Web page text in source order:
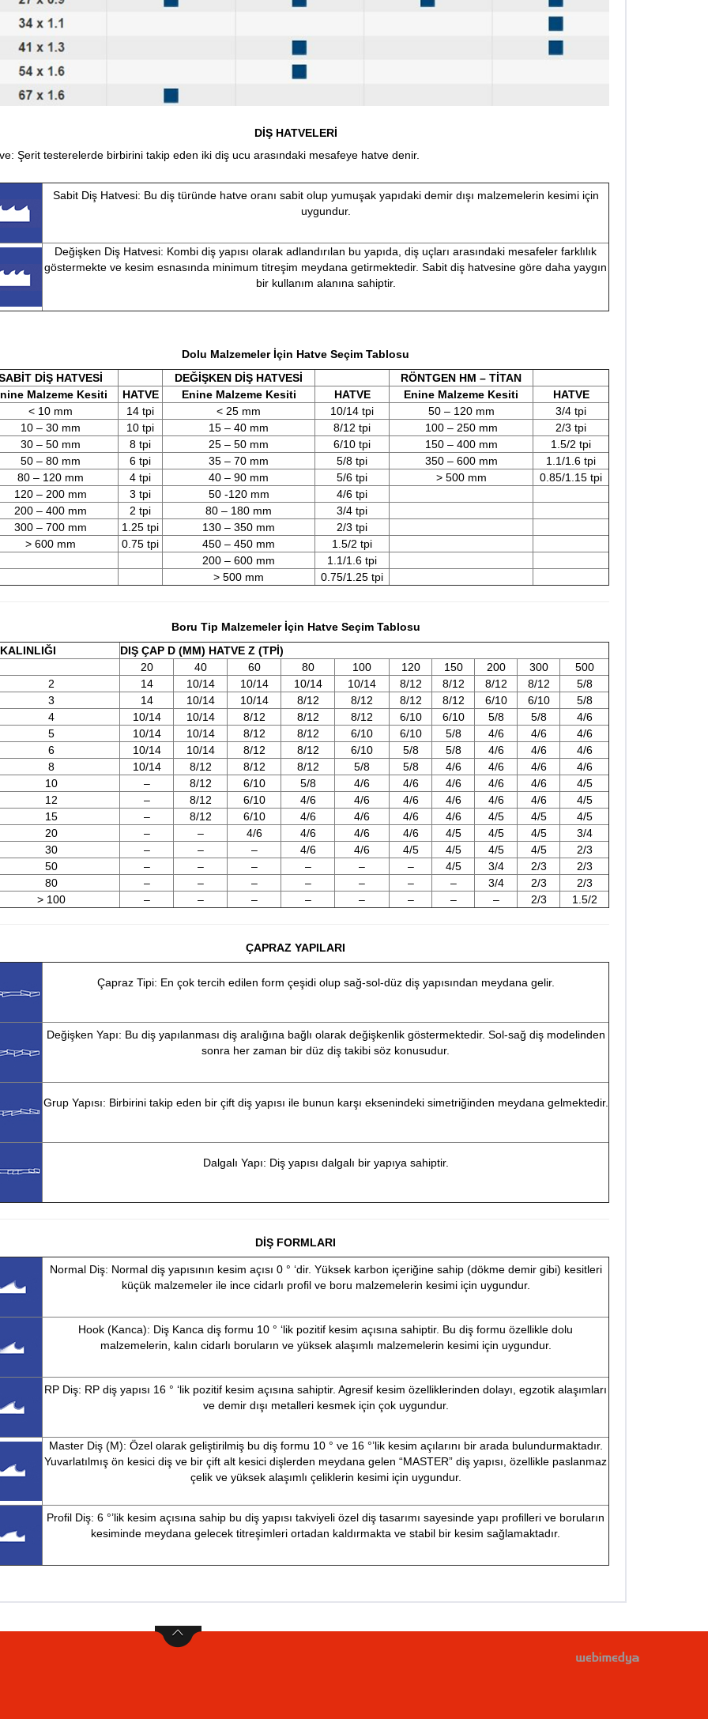
DİŞ HATVELERİ
Şerit testerelerde birbirini takip eden iki diş ucu arasındaki mesafeye hatve denir.
Sabit Diş Hatvesi: Bu diş türünde hatve oranı sabit olup yumuşak yapıdaki demir dışı malzemelerin kesimi için
uygundur.
Değişken Diş Hatvesi: Kombi diş yapısı olarak adlandırılan bu yapıda, diş uçları arasındaki mesafeler farklılık
göstermekte ve kesim esnasında minimum titreşim meydana getirmektedir. Sabit diş hatvesine göre daha yaygın
bir kullanım alanına sahiptir.
Dolu Malzemeler İçin Hatve Seçim Tablosu
DİŞ HATVESİ
DEĞİŞKEN DİŞ HATVESİ
RÖNTGEN HM – TİTAN
Malzeme Kesiti
HATVE Enine Malzeme Kesiti HATVE Enine Malzeme Kesiti
HATVE
< 10 mm
14 tpi < 25 mm 10/14 tpi 50 – 120 mm
3/4 tpi
10 – 30 mm
10 tpi 15 – 40 mm 8/12 tpi 100 – 250 mm
2/3 tpi
30 – 50 mm
8 tpi 25 – 50 mm 6/10 tpi 150 – 400 mm
1.5/2 tpi
50 – 80 mm
6 tpi 35 – 70 mm 5/8 tpi 350 – 600 mm
1.1/1.6 tpi
80 – 120 mm
4 tpi 40 – 90 mm 5/6 tpi > 500 mm
0.85/1.15 tpi
120 – 200 mm
3 tpi 50 -120 mm
4/6 tpi
200 – 400 mm
2 tpi 80 – 180 mm
3/4 tpi
300 – 700 mm
1.25 tpi 130 – 350 mm
2/3 tpi
> 600 mm
0.75 tpi 450 – 450 mm
1.5/2 tpi
200 – 600 mm
1.1/1.6 tpi
> 500 mm
0.75/1.25 tpi
Boru Tip Malzemeler İçin Hatve Seçim Tablosu
DIŞ ÇAP D (MM) HATVE Z (TPİ)
20
40 60 80 100 120 150 200 300
500
2
14 10/14 10/14 10/14 10/14 8/12 8/12 8/12 8/12
5/8
3
14 10/14 10/14 8/12 8/12 8/12 8/12 6/10 6/10
5/8
4
10/14 10/14 8/12 8/12 8/12 6/10 6/10 5/8 5/8
4/6
5
10/14 10/14 8/12 8/12 6/10 6/10 5/8 4/6 4/6
4/6
6
10/14 10/14 8/12 8/12 6/10 5/8 5/8 4/6 4/6
4/6
8
10/14 8/12 8/12 8/12 5/8 5/8 4/6 4/6 4/6
4/6
10
– 8/12 6/10 5/8 4/6 4/6 4/6 4/6 4/6
4/5
12
– 8/12 6/10 4/6 4/6 4/6 4/6 4/6 4/6
4/5
15
– 8/12 6/10 4/6 4/6 4/6 4/6 4/5 4/5
4/5
20
– – 4/6 4/6 4/6 4/6 4/5 4/5 4/5
3/4
30
– – – 4/6 4/6 4/5 4/5 4/5 4/5
2/3
50
– – – – – – 4/5 3/4 2/3
2/3
80
– – – – – – – 3/4 2/3
2/3
> 100
– – – – – – – – 2/3 1.5/2
ÇAPRAZ YAPILARI
Çapraz Tipi: En çok tercih edilen form çeşidi olup sağ-sol-düz diş yapısından meydana gelir.
Değişken Yapı: Bu diş yapılanması diş aralığına bağlı olarak değişkenlik göstermektedir. Sol-sağ diş modelinden
sonra her zaman bir düz diş takibi söz konusudur.
Grup Yapısı: Birbirini takip eden bir çift diş yapısı ile bunun karşı eksenindeki simetriğinden meydana gelmektedir.
Dalgalı Yapı: Diş yapısı dalgalı bir yapıya sahiptir.
DİŞ FORMLARI
Normal Diş: Normal diş yapısının kesim açısı 0 ° ‘dir. Yüksek karbon içeriğine sahip (dökme demir gibi) kesitleri
küçük malzemeler ile ince cidarlı proﬁl ve boru malzemelerin kesimi için uygundur.
Hook (Kanca): Diş Kanca diş formu 10 ° ‘lik pozitif kesim açısına sahiptir. Bu diş formu özellikle dolu
malzemelerin, kalın cidarlı boruların ve yüksek alaşımlı malzemelerin kesimi için uygundur.
RP Diş: RP diş yapısı 16 ° ‘lik pozitif kesim açısına sahiptir. Agresif kesim özelliklerinden dolayı, egzotik alaşımları
ve demir dışı metalleri kesmek için çok uygundur.
Master Diş (M): Özel olarak geliştirilmiş bu diş formu 10 ° ve 16 °’lik kesim açılarını bir arada bulundurmaktadır.
Yuvarlatılmış ön kesici diş ve bir çift alt kesici dişlerden meydana gelen “MASTER” diş yapısı, özellikle paslanmaz
çelik ve yüksek alaşımlı çeliklerin kesimi için uygundur.
Proﬁl Diş: 6 °’lik kesim açısına sahip bu diş yapısı takviyeli özel diş tasarımı sayesinde yapı proﬁlleri ve boruların
kesiminde meydana gelecek titreşimleri ortadan kaldırmakta ve stabil bir kesim sağlamaktadır.